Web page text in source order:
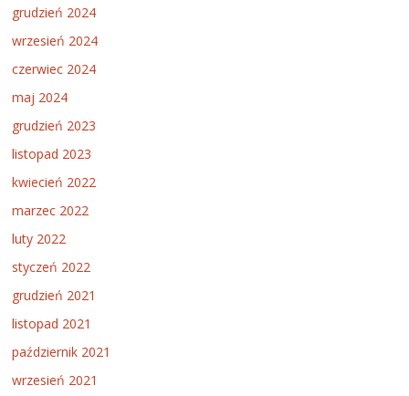
grudzień 2024
wrzesień 2024
czerwiec 2024
maj 2024
grudzień 2023
listopad 2023
kwiecień 2022
marzec 2022
luty 2022
styczeń 2022
grudzień 2021
listopad 2021
październik 2021
wrzesień 2021